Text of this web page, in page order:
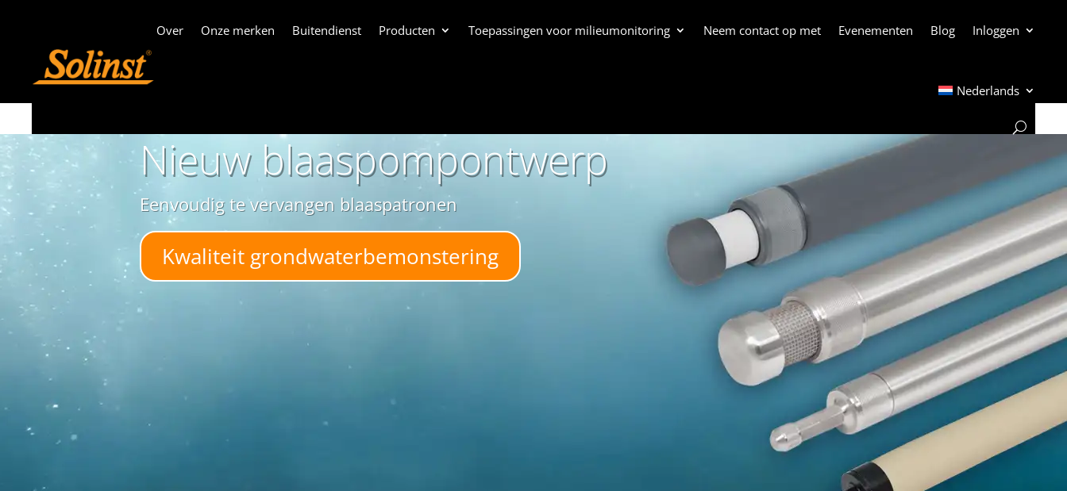
Over Onze merken Buitendienst Producten Toepassingen voor milieumonitoring Neem contact op met Evenementen Blog Inloggen
Nederlands
Nieuw blaaspompontwerp
Eenvoudig te vervangen blaaspatronen
Kwaliteit grondwaterbemonstering